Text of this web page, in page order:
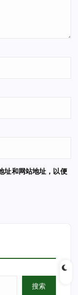
址和网站地址，以便
搜索